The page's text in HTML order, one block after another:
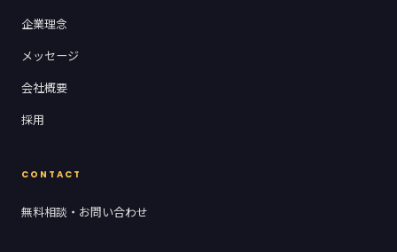
企業理念
メッセージ
会社概要
採用
CONTACT
無料相談・お問い合わせ